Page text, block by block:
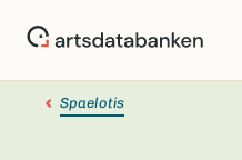
Spaelotis